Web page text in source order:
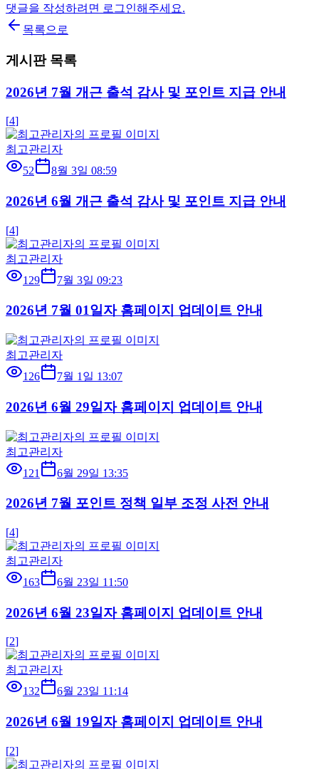
댓글을 작성하려면 로그인해주세요.
목록으로
게시판 목록
2026년 7월 개근 출석 감사 및 포인트 지급 안내
[4]
최고관리자
52
8월 3일 08:59
2026년 6월 개근 출석 감사 및 포인트 지급 안내
[4]
최고관리자
129
7월 3일 09:23
2026년 7월 01일자 홈페이지 업데이트 안내
최고관리자
126
7월 1일 13:07
2026년 6월 29일자 홈페이지 업데이트 안내
최고관리자
121
6월 29일 13:35
2026년 7월 포인트 정책 일부 조정 사전 안내
[4]
최고관리자
163
6월 23일 11:50
2026년 6월 23일자 홈페이지 업데이트 안내
[2]
최고관리자
132
6월 23일 11:14
2026년 6월 19일자 홈페이지 업데이트 안내
[2]